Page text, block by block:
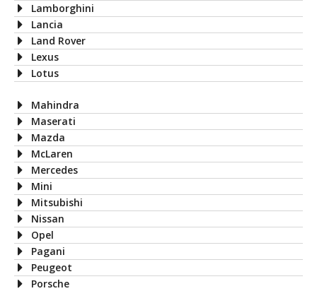
Lamborghini
Lancia
Land Rover
Lexus
Lotus
Mahindra
Maserati
Mazda
McLaren
Mercedes
Mini
Mitsubishi
Nissan
Opel
Pagani
Peugeot
Porsche